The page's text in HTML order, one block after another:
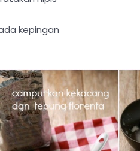
kepingan